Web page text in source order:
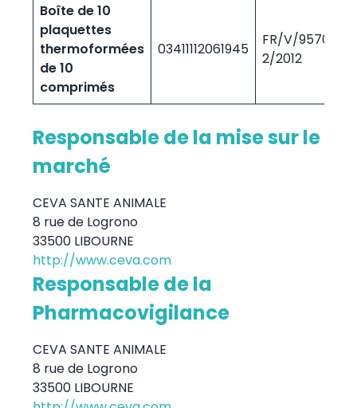
Boîte de 10
plaquettes
thermoformées
de 10
comprimés
03411112061945
FR/V/9570281
2/2012
Responsable de la mise sur le
marché
CEVA SANTE ANIMALE
8 rue de Logrono
33500 LIBOURNE
http://www.ceva.com
Responsable de la
Pharmacovigilance
CEVA SANTE ANIMALE
8 rue de Logrono
33500 LIBOURNE